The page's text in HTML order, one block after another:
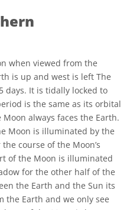
when viewed from the
is up and west is left The
days. It is tidally locked to
is the same as its orbital
always faces the Earth.
Moon is illuminated by the
course of the Moon’s
of the Moon is illuminated
for the other half of the
the Earth and the Sun its
the Earth and we only see